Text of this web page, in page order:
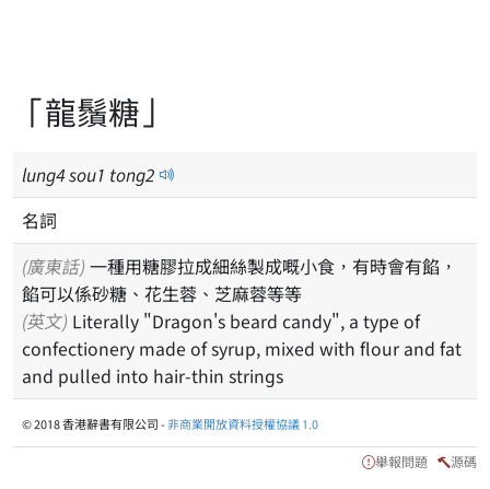
「龍鬚糖」
lung4sou1 tong2
名詞
(廣東話) 一種用糖膠拉成細絲製成嘅小食，有時會有餡，
餡可以係砂糖、花生蓉、芝麻蓉等等
(英文) Literally "Dragon's beard candy", a type of
confectionery made of syrup, mixed with flour and fat
and pulled into hair-thin strings
© 2018 香港辭書有限公司 -非商業開放資料授權協議 1.0
舉報問題 源碼